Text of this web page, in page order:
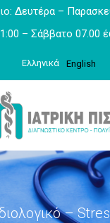
Δευτέρα –
– Σάββατο 07.00
Ελληνικά English
–